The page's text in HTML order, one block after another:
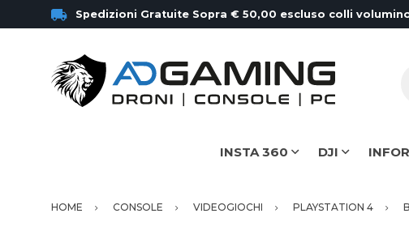
Spedizioni Gratuite Sopra € 50,00 escluso colli
INSTA 360 DJI
HOME CONSOLE VIDEOGIOCHI PLAYSTATION 4